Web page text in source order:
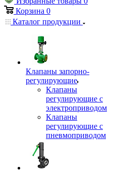
Корзина 0
Каталог продукции
Клапаны запорно-
регулирующие
Клапаны
регулирующие с
электроприводом
Клапаны
регулирующие с
пневмоприводом